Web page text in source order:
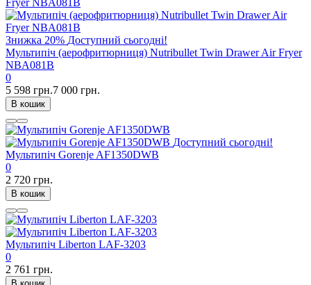
Знижка 20% Доступний сьогодні!
Мультипіч (аерофритюрниця) Nutribullet Twin Drawer Air Fryer
NBA081B
0
5 598 грн.7 000 грн.
В кошик
Доступний сьогодні!
Мультипіч Gorenje AF1350DWB
0
2 720 грн.
В кошик
Мультипіч Liberton LAF-3203
0
2 761 грн.